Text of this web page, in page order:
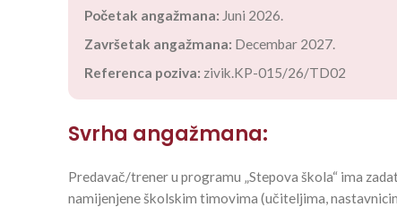
Početak angažmana: Juni 2026.
Završetak angažmana: Decembar 2027.
Referenca poziva: zivik.KP-015/26/TD02
Svrha angažmana:
Predavač/trener u programu „Stepova škola“ ima
namijenjene školskim timovima (učiteljima,